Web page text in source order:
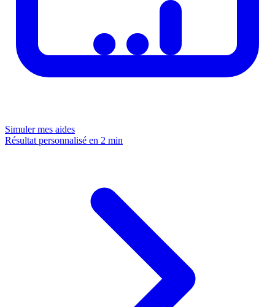
Simuler mes aides
Résultat personnalisé en 2 min